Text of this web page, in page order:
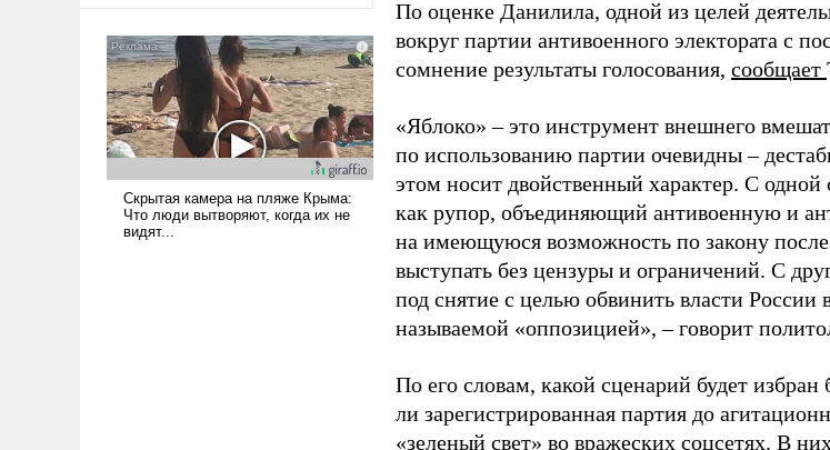
налогоплательщиков и где
Еревану за свои поступки не
нужно отвечать.
По оценке Данилила, одной из целей
вокруг партии антивоенного электората с
сомнение результаты голосования, сообщает
«Яблоко» – это инструмент внешнего
по использованию партии очевидны –
этом носит двойственный характер. С
как рупор, объединяющий антивоенную и
на имеющуюся возможность по закону
выступать без цензуры и ограничений. С
под снятие с целью обвинить власти России
называемой «оппозицией», – говорит
По его словам, какой сценарий будет избран
ли зарегистрированная партия до
«зеленый свет» во вражеских соцсетях. В